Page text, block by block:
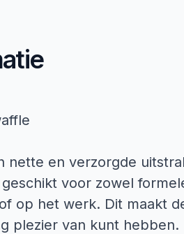
nette en verzorgde
voor zowel
op het werk. Dit maakt
plezier van kunt hebben.